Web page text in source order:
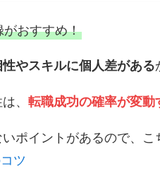
おすすめ！
やスキルに個人差がある
、 転職成功の確率が変
ポイントがあるので、こ
ツ